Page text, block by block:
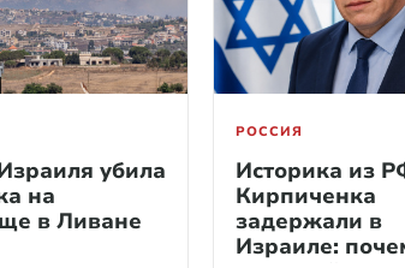
убила
на
в Ливане
РОССИЯ
Историка из
Кирпиченка
задержали в
Израиле: